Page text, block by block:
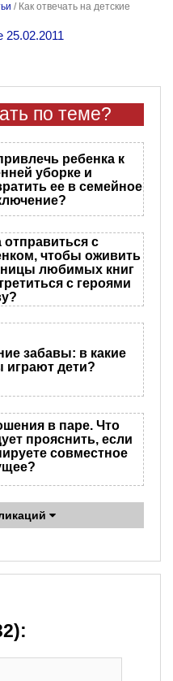
/ Как отвечать на детские
25.02.2011
по теме?
ребенка к
уборке и
ее в семейное
отправиться с
чтобы оживить
любимых книг
с героями
забавы: в какие
играют дети?
в паре. Что
прояснить, если
совместное